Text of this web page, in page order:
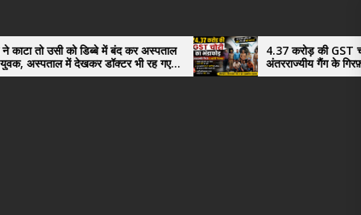
डिब्बे में बंद कर अस्पताल
डॉक्टर भी रह गए
4.37 करोड़ की GST चोरी का भंडाफोड़,
अंतरराज्यीय गैंग के गिरफ़्तार तीनो आरोपी
नगर के, साइबर ठगी छोड़ अपनाया नया तरी